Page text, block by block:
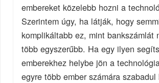
embereket közelebb hozni a
Szerintem úgy, ha látják, hogy
komplikáltabb ez, mint bankszámlát
több egyszerűbb. Ha egy ilyen
emberekhez helybe jön a
egyre több ember számára